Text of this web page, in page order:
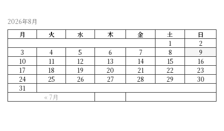
2026年8月
月
火 水 木 金 土 日
« 7月
1
2
3
4 5 6 7 8
9
10
11 12 13 14 15
16
17
18 19 20 21 22
23
24
25 26 27 28 29
30
31